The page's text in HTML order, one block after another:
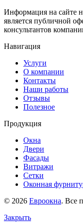
Информация на сайте
является публичной
консультантов
Навигация
Услуги
О компании
Контакты
Наши работы
Отзывы
Полезное
Продукция
Окна
Двери
Фасады
Витражи
Сетки
Оконная
© 2026 Евроокна. Все
Закрыть